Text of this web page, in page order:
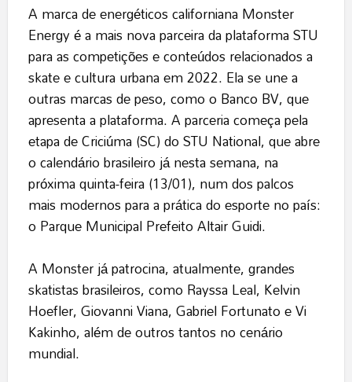
A marca de energéticos californiana Monster
Energy é a mais nova parceira da plataforma STU
para as competições e conteúdos relacionados a
skate e cultura urbana em 2022. Ela se une a
outras marcas de peso, como o Banco BV, que
apresenta a plataforma. A parceria começa pela
etapa de Criciúma (SC) do STU National, que abre
o calendário brasileiro já nesta semana, na
próxima quinta-feira (13/01), num dos palcos
mais modernos para a prática do esporte no país:
o Parque Municipal Prefeito Altair Guidi.
A Monster já patrocina, atualmente, grandes
skatistas brasileiros, como Rayssa Leal, Kelvin
Hoefler, Giovanni Viana, Gabriel Fortunato e Vi
Kakinho, além de outros tantos no cenário
mundial.